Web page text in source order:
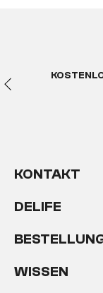
KONTAKT
DELIFE
WISSEN